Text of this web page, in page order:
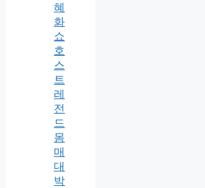
혜
화
쇼
호
스
트
레
전
드
몸
매
대
박